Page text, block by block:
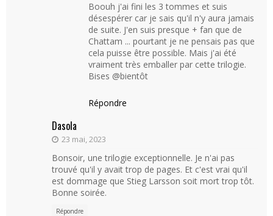
Boouh j'ai fini les 3 tommes et suis
désespérer car je sais qu'il n'y aura jamais
de suite. J'en suis presque + fan que de
Chattam ... pourtant je ne pensais pas que
cela puisse être possible. Mais j'ai été
vraiment très emballer par cette trilogie.
Bises @bientôt
Répondre
Dasola
23 mai, 2023
Bonsoir, une trilogie exceptionnelle. Je n'ai pas
trouvé qu'il y avait trop de pages. Et c'est vrai qu'il
est dommage que Stieg Larsson soit mort trop tôt.
Bonne soirée.
Répondre